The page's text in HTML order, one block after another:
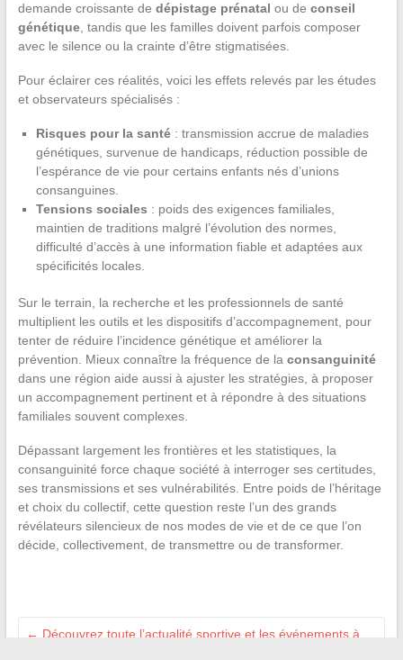
demande croissante de dépistage prénatal ou de conseil
génétique, tandis que les familles doivent parfois composer
avec le silence ou la crainte d’être stigmatisées.
Pour éclairer ces réalités, voici les effets relevés par les études
et observateurs spécialisés :
Risques pour la santé: transmission accrue de maladies
génétiques, survenue de handicaps, réduction possible de
l’espérance de vie pour certains enfants nés d’unions
consanguines.
Tensions sociales : poids des exigences familiales,
maintien de traditions malgré l’évolution des normes,
difficulté d’accès à une information fiable et adaptées aux
spécificités locales.
Sur le terrain, la recherche et les professionnels de santé
multiplient les outils et les dispositifs d’accompagnement, pour
tenter de réduire l’incidence génétique et améliorer la
prévention. Mieux connaître la fréquence de la consanguinité
dans une région aide aussi à ajuster les stratégies, à proposer
un accompagnement pertinent et à répondre à des situations
familiales souvent complexes.
Dépassant largement les frontières et les statistiques, la
consanguinité force chaque société à interroger ses certitudes,
ses transmissions et ses vulnérabilités. Entre poids de l’héritage
et choix du collectif, cette question reste l’un des grands
révélateurs silencieux de nos modes de vie et de ce que l’on
décide, collectivement, de transmettre ou de transformer.
← Découvrez toute l’actualité sportive et les événements à